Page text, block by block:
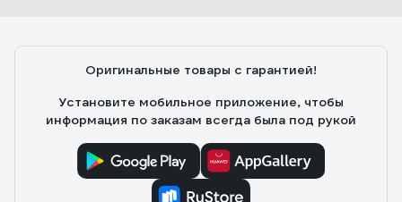
похож на маленький тазик. Брал в качестве мужской
подошел идеально.
Оригинальные товары с гарантией!
Установите мобильное приложение, чтобы
информация по заказам всегда была под рукой